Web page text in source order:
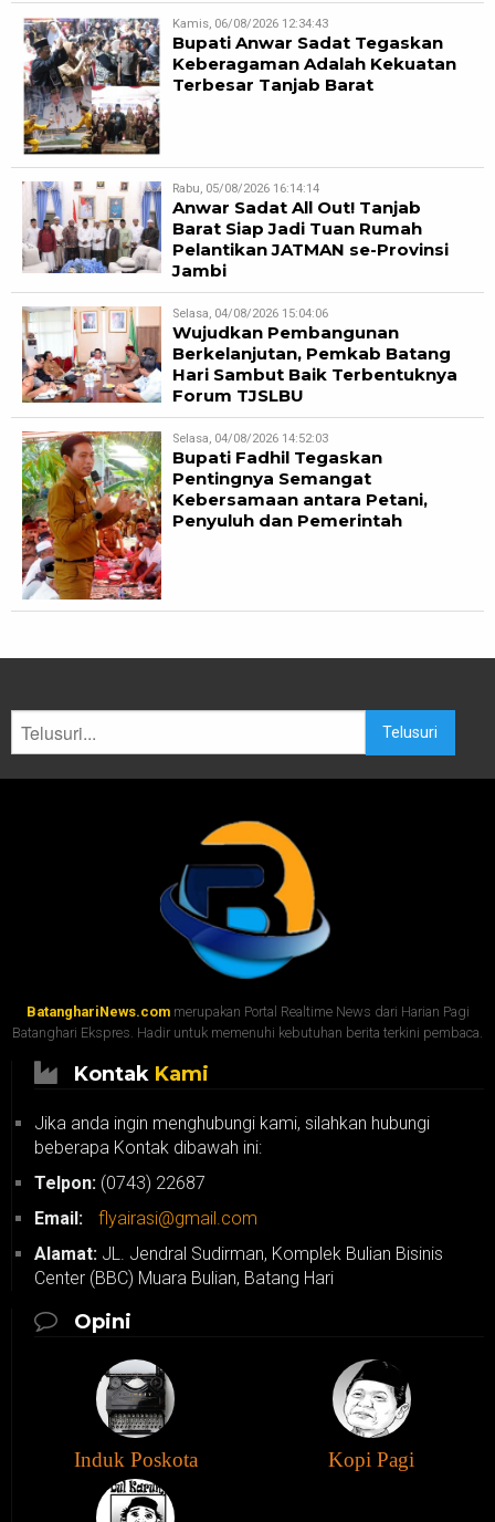
Kamis, 06/08/2026 12:34:43
Bupati Anwar Sadat Tegaskan
Keberagaman Adalah Kekuatan
Terbesar Tanjab Barat
Rabu, 05/08/2026 16:14:14
Anwar Sadat All Out! Tanjab
Barat Siap Jadi Tuan Rumah
Pelantikan JATMAN se-Provinsi
Jambi
Selasa, 04/08/2026 15:04:06
Wujudkan Pembangunan
Berkelanjutan, Pemkab Batang
Hari Sambut Baik Terbentuknya
Forum TJSLBU
Selasa, 04/08/2026 14:52:03
Bupati Fadhil Tegaskan
Pentingnya Semangat
Kebersamaan antara Petani,
Penyuluh dan Pemerintah
Telusuri
BatanghariNews.commerupakan Portal Realtime News dari Harian Pagi
Batanghari Ekspres. Hadir untuk memenuhi kebutuhan berita terkini pembaca.
Kontak Kami
Jika anda ingin menghubungi kami, silahkan hubungi
beberapa Kontak dibawah ini:
Telpon: (0743) 22687
Email:
flyairasi@gmail.com
Alamat: JL. Jendral Sudirman, Komplek Bulian Bisinis
Center (BBC) Muara Bulian, Batang Hari
Opini
Induk Poskota Kopi Pagi